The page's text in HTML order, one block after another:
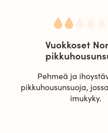
Vuokkoset
Pehmeä ja
pikkuhousunsuoja,
imukyky.